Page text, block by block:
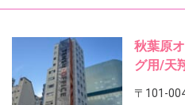
秋葉原
グ用/天
〒101-